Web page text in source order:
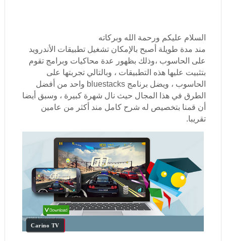
السلام عليكم ورحمة الله وبركاته
مند مدة طويلة أصبح بالإمكان تشغيل تطبيقات الأندرويد
على الحاسوب ،وذلك بظهور عدة محاكيات وبرامج تقوم
بتثبيت عليها هذه التطبيقات ، وبالتالي تجربتها على
الحاسوب ، ويضل برنامج bluestacks واحد من أفضل
الطرق في هذا المجال حيث نال شهرة كبيرة ، وسبق أيضا
أن قمنا بتخصيص له شرح كامل مند أكثر من عامين
تقريبا.
Carino TV